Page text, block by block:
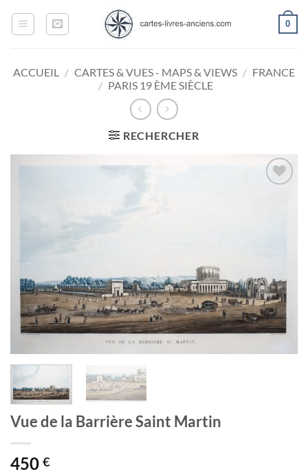
0
ACCUEIL / CARTES & VUES - MAPS & VIEWS / FRANCE
/ PARIS 19 ÈME SIÈCLE
RECHERCHER
Vue de la Barrière Saint Martin
450 €